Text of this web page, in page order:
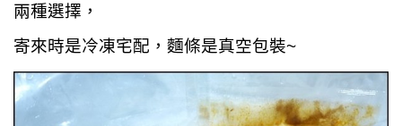
兩種選擇，
寄來時是冷凍宅配，麵條是真空包裝~